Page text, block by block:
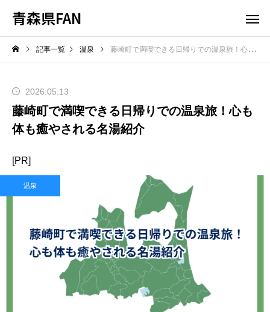
青森県FAN
記事一覧 温泉 藤崎町で満喫できる日帰りでの温泉旅！心も体も癒やされる名湯紹介
2026.05.13
藤崎町で満喫できる日帰りでの温泉旅！心も
体も癒やされる名湯紹介
[PR]
温泉